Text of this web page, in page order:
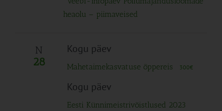
heaolu – piimaveised
N
28
Kogu päev
Mahetaimekasvatuse õppereis 300€
Kogu päev
Eesti Künnimeistrivõistlused 2023